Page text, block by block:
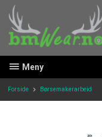
innholdet
Meny
Forside Børsemakerarbeid